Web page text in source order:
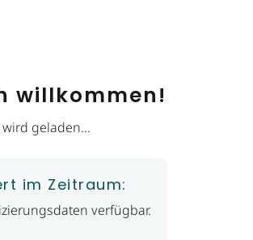
willkommen!
geladen…
im Zeitraum:
verfügbar.